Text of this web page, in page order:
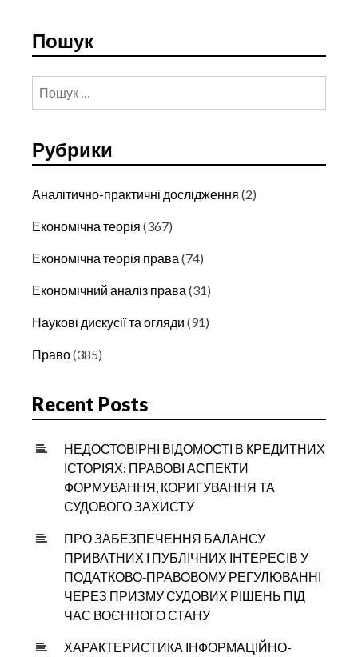
Пошук
Пошук:
Рубрики
Аналітично-практичні дослідження (2)
Економічна теорія (367)
Економічна теорія права (74)
Економічний аналіз права (31)
Наукові дискусії та огляди (91)
Право(385)
Recent Posts
НЕДОСТОВІРНІ ВІДОМОСТІ В КРЕДИТНИХ
ІСТОРІЯХ: ПРАВОВІ АСПЕКТИ
ФОРМУВАННЯ, КОРИГУВАННЯ ТА
СУДОВОГО ЗАХИСТУ
ПРО ЗАБЕЗПЕЧЕННЯ БАЛАНСУ
ПРИВАТНИХ І ПУБЛІЧНИХ ІНТЕРЕСІВ У
ПОДАТКОВО‑ПРАВОВОМУ РЕГУЛЮВАННІ
ЧЕРЕЗ ПРИЗМУ СУДОВИХ РІШЕНЬ ПІД
ЧАС ВОЄННОГО СТАНУ
ХАРАКТЕРИСТИКА ІНФОРМАЦІЙНО-